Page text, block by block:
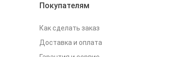
Покупателям
Как сделать заказ
Доставка и оплата